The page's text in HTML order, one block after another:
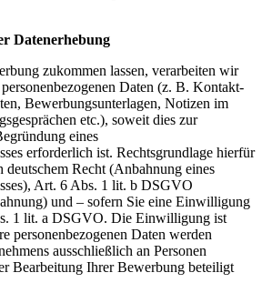
Datenerhebung
zukommen lassen, verarbeiten wir
Daten (z. B. Kontakt-
Bewerbungsunterlagen, Notizen im
etc.), soweit dies zur
eines
erforderlich ist. Rechtsgrundlage hierfür
Recht (Anbahnung eines
Art. 6 Abs. 1 lit. b DSGVO
und – sofern Sie eine Einwilligung
1 lit. a DSGVO. Die Einwilligung ist
personenbezogenen Daten werden
ausschließlich an Personen
Bearbeitung Ihrer Bewerbung beteiligt